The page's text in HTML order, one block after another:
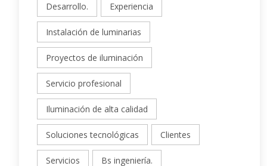
Desarrollo. Experiencia
Instalación de luminarias
Proyectos de iluminación
Servicio profesional
Iluminación de alta calidad
Soluciones tecnológicas Clientes
Servicios Bs ingeniería.